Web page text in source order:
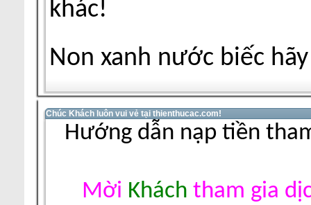
khác!
Non xanh nước biếc
Chúc Khách luôn vui vẻ tại thienthucac.com!
Hướng dẫn nạp tiền
Mời Khách tham gia